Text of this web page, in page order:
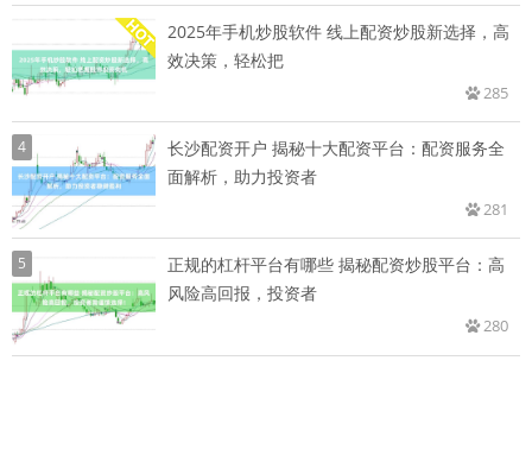
2025年手机炒股软件 线上配资炒股新选择，高
效决策，轻松把
285
4
长沙配资开户 揭秘十大配资平台：配资服务全
面解析，助力投资者
281
5
正规的杠杆平台有哪些 揭秘配资炒股平台：高
风险高回报，投资者
280